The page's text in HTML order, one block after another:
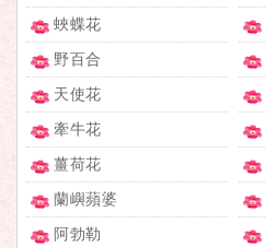
蛺蝶花
野百合
天使花
牽牛花
薑荷花
蘭嶼蘋婆
阿勃勒